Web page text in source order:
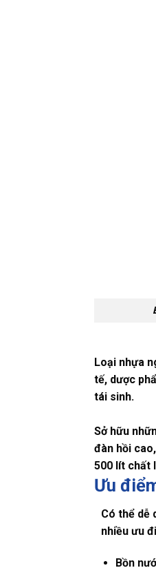
Loại nhựa
tế, dược
tái sinh.
Sở hữu
đàn hồi
500 lít chất
Ưu
Có thể dễ
nhiều ưu
Bồn